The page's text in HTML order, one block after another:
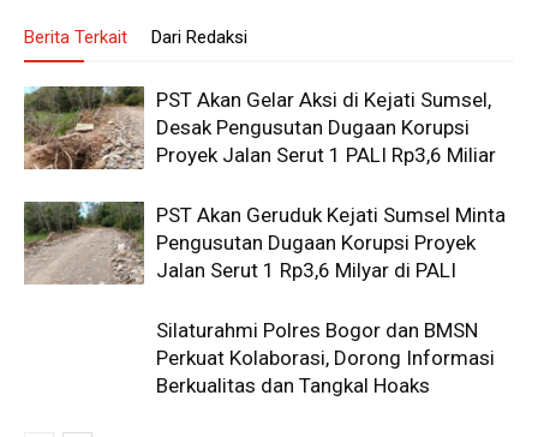
Berita Terkait Dari Redaksi
PST Akan Gelar Aksi di Kejati Sumsel,
Desak Pengusutan Dugaan Korupsi
Proyek Jalan Serut 1 PALI Rp3,6 Miliar
PST Akan Geruduk Kejati Sumsel Minta
Pengusutan Dugaan Korupsi Proyek
Jalan Serut 1 Rp3,6 Milyar di PALI
Silaturahmi Polres Bogor dan BMSN
Perkuat Kolaborasi, Dorong Informasi
Berkualitas dan Tangkal Hoaks